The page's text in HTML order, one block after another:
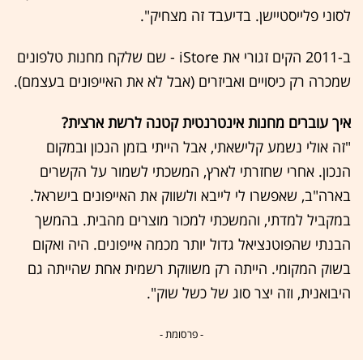
לסוני פלייסטיישן. בדיעבד זה מצחיק".
ב-2011 הקים זגורי את iStore - שם שלקח מחנות טלפונים
שמכרה רק כיסויים ואביזרים (אבל לא את האייפונים בעצמם).
איך עוברים מחנות אינטרנטית קטנה לרשת ארצית?
"זה אולי נשמע קלישאתי, אבל הייתי בזמן הנכון ובמקום
הנכון. אחרי שחזרתי לארץ, המשכתי לשמור על הקשרים
בארה"ב, שאפשרו לי לייבא ולשווק את האייפונים בישראל.
במקביל למדתי, והמשכתי למכור מוצרים מהבית. בהמשך
הבנתי שהפוטנציאל גדול יותר מכמה אייפונים. היה ואקום
בשוק המקומי. הייתה רק משווקת רשמית אחת שהייתה גם
היבואנית, וזה יצר סוג של כשל שוק".
- פרסומת -